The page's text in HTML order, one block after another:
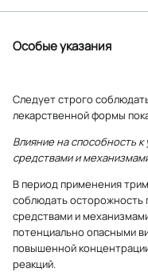
Особые указания
Следует строго
лекарственной формы
Влияние на способность
средствами и
В период применения
соблюдать осторожность
средствами и
потенциально опасными
повышенной
реакций.